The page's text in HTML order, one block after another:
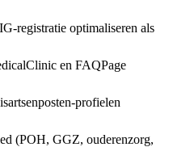
registratie optimaliseren als
en FAQPage
profielen
(POH, GGZ, ouderenzorg,